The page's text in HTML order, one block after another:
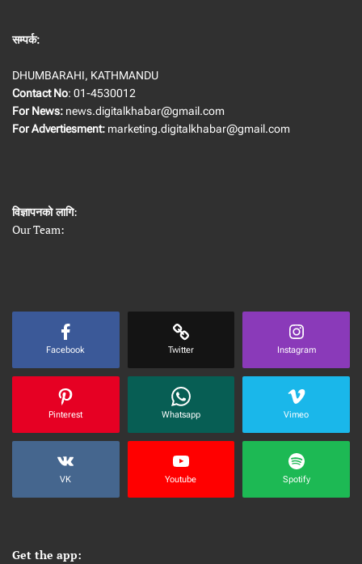
सम्पर्क:
DHUMBARAHI, KATHMANDU
Contact No: 01-4530012
For News: news.digitalkhabar@gmail.com
For Advertiesment: marketing.digitalkhabar@gmail.com
विज्ञापनको लागि:
Our Team:
Facebook Twitter Instagram
Pinterest Whatsapp Vimeo
VK Youtube Spotify
Get the app: